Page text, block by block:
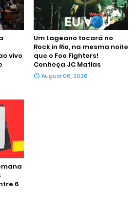
vivo
Um Lageano tocará no
Rock in Rio, na mesma noite
que o Foo Fighters!
Conheça JC Matias
August 06, 2026
6